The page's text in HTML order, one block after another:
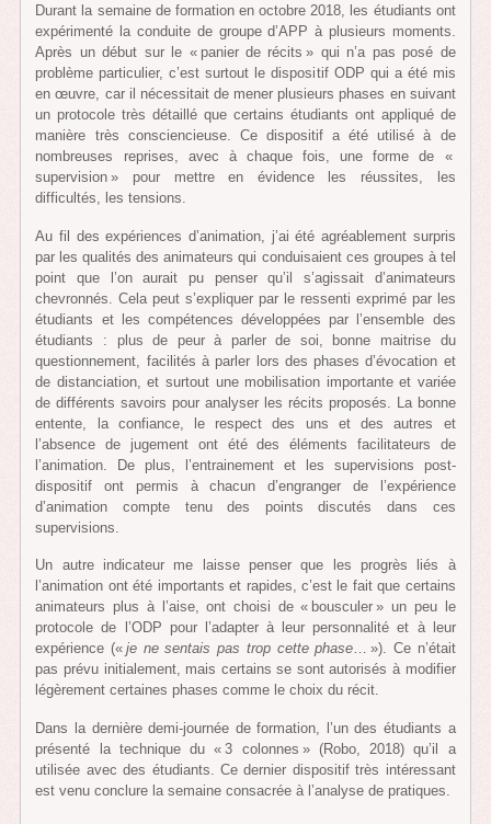
Durant la semaine de formation en octobre 2018, les étudiants ont
expérimenté la conduite de groupe d’APP à plusieurs moments.
Après un début sur le « panier de récits » qui n’a pas posé de
problème particulier, c’est surtout le dispositif ODP qui a été mis
en œuvre, car il nécessitait de mener plusieurs phases en suivant
un protocole très détaillé que certains étudiants ont appliqué de
manière très consciencieuse. Ce dispositif a été utilisé à de
nombreuses reprises, avec à chaque fois, une forme de «
supervision » pour mettre en évidence les réussites, les
difficultés, les tensions.
Au fil des expériences d’animation, j’ai été agréablement surpris
par les qualités des animateurs qui conduisaient ces groupes à tel
point que l’on aurait pu penser qu’il s’agissait d’animateurs
chevronnés. Cela peut s’expliquer par le ressenti exprimé par les
étudiants et les compétences développées par l’ensemble des
étudiants : plus de peur à parler de soi, bonne maitrise du
questionnement, facilités à parler lors des phases d’évocation et
de distanciation, et surtout une mobilisation importante et variée
de différents savoirs pour analyser les récits proposés. La bonne
entente, la confiance, le respect des uns et des autres et
l’absence de jugement ont été des éléments facilitateurs de
l’animation. De plus, l’entrainement et les supervisions post-
dispositif ont permis à chacun d’engranger de l’expérience
d’animation compte tenu des points discutés dans ces
supervisions.
Un autre indicateur me laisse penser que les progrès liés à
l’animation ont été importants et rapides, c’est le fait que certains
animateurs plus à l’aise, ont choisi de « bousculer » un peu le
protocole de l’ODP pour l’adapter à leur personnalité et à leur
expérience («je ne sentais pas trop cette phase… »). Ce n’était
pas prévu initialement, mais certains se sont autorisés à modifier
légèrement certaines phases comme le choix du récit.
Dans la dernière demi-journée de formation, l’un des étudiants a
présenté la technique du « 3 colonnes » (Robo, 2018) qu’il a
utilisée avec des étudiants. Ce dernier dispositif très intéressant
est venu conclure la semaine consacrée à l’analyse de pratiques.